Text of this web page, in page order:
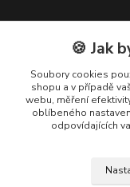
Kontakty
+420 608 400
(Po-Pá, 8-15 hod.)
ekohas@ekohas.cz
🍪 Jak
Soubory cookies
shopu a v případě
webu, měření
oblíbeného
odpovídajících